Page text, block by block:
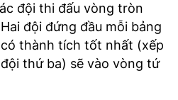
đội thi đấu vòng tròn
đội đứng đầu mỗi bảng
thành tích tốt nhất (xếp
thứ ba) sẽ vào vòng tứ